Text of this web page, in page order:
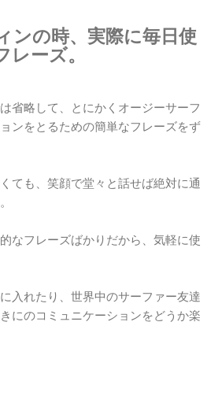
ンの時、実際に毎日使
レーズ。
省略して、とにかくオージーサーフ
ンをとるための簡単なフレーズをず
ても、笑顔で堂々と話せば絶対に通
なフレーズばかりだから、気軽に使
入れたり、世界中のサーファー友達
にのコミュニケーションをどうか楽